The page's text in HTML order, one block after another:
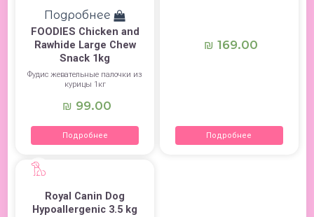
Подробнее
FOODIES Chicken and
Rawhide Large Chew
Snack 1kg
Фудис жевательные палочки из
курицы 1кг
₪ 99.00
Подробнее
₪ 169.00
Подробнее
Royal Canin Dog
Hypoallergenic 3.5 kg